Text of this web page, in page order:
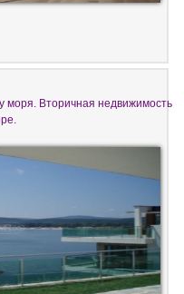
моря. Вторичная недвижимость